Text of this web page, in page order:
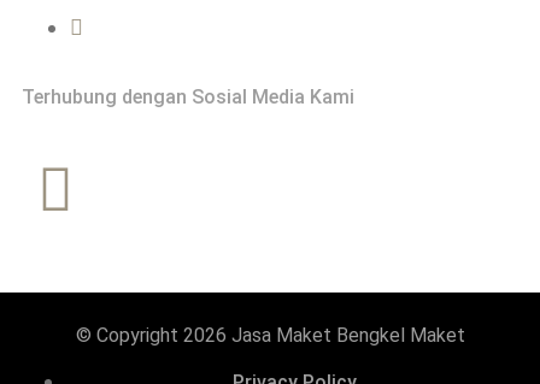
Terhubung dengan Sosial Media Kami
© Copyright 2026 Jasa Maket Bengkel Maket